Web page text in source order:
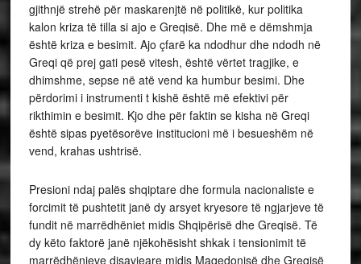
gjithnjë strehë për maskarenjtë në politikë, kur politika
kalon kriza të tilla si ajo e Greqisë. Dhe më e dëmshmja
është kriza e besimit. Ajo çfarë ka ndodhur dhe ndodh në
Greqi që prej gati pesë vitesh, është vërtet tragjike, e
dhimshme, sepse në atë vend ka humbur besimi. Dhe
përdorimi i instrumenti t kishë është më efektivi për
rikthimin e besimit. Kjo dhe për faktin se kisha në Greqi
është sipas pyetësorëve institucioni më i besueshëm në
vend, krahas ushtrisë.
Presioni ndaj palës shqiptare dhe formula nacionaliste e
forcimit të pushtetit janë dy arsyet kryesore të ngjarjeve të
fundit në marrëdhëniet midis Shqipërisë dhe Greqisë. Të
dy këto faktorë janë njëkohësisht shkak i tensionimit të
marrëdhënieve disavjeare midis Maqedonisë dhe Greqisë